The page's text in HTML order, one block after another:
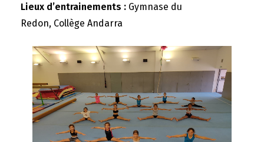
Lieux d’entrainements : Gymnase du
Redon, Collège Andarra